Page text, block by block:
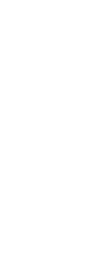
2014, l'en
le corner qui
vers le
second poteau
et pense
espagnol,